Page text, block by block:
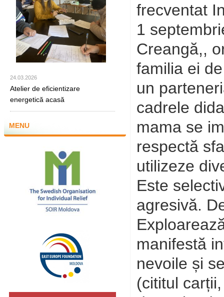
24.03.2026
Atelier de eficientizare
energetică acasă
MENU
frecventat
1
Creangă,,
familia ei
un
cadrele
mama se
respectă
utilizeze
Este
agresivă.
manifestă
nevoile și
(cititul